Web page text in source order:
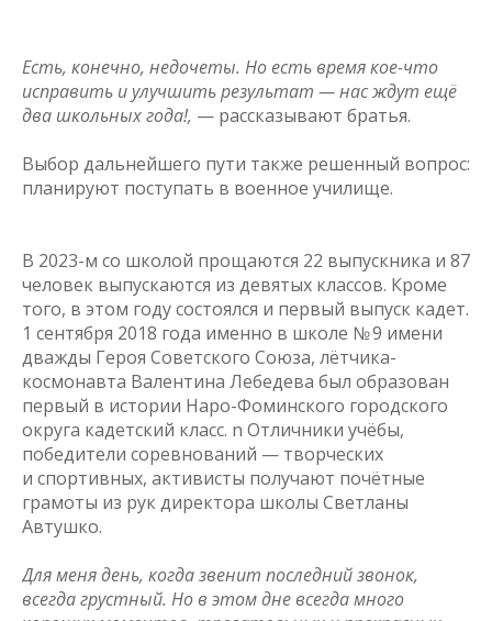
Есть, конечно, недочеты. Но есть время кое-что
исправить и улучшить результат — нас ждут ещё
два школьных года!, — рассказывают братья.
Выбор дальнейшего пути также решенный вопрос:
планируют поступать в военное училище.
В 2023-м со школой прощаются 22 выпускника и 87
человек выпускаются из девятых классов. Кроме
того, в этом году состоялся и первый выпуск кадет.
1 сентября 2018 года именно в школе № 9 имени
дважды Героя Советского Союза, лётчика-
космонавта Валентина Лебедева был образован
первый в истории Наро-Фоминского городского
округа кадетский класс. n Отличники учёбы,
победители соревнований — творческих
и спортивных, активисты получают почётные
грамоты из рук директора школы Светланы
Автушко.
Для меня день, когда звенит последний звонок,
всегда грустный. Но в этом дне всегда много